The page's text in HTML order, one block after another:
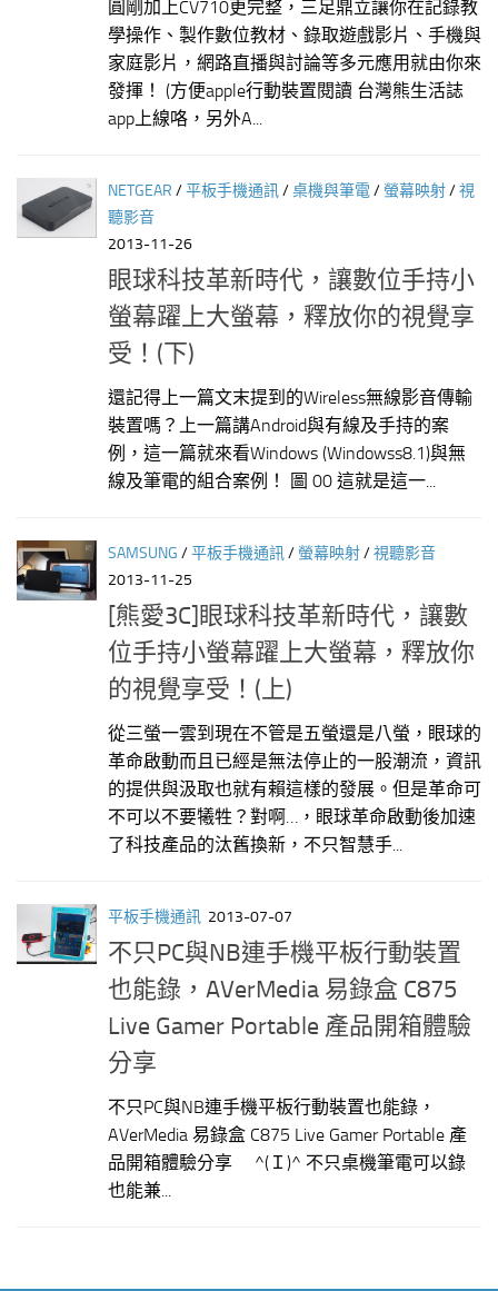
圓剛加上CV710更完整，三足鼎立讓你在記錄教
學操作、製作數位教材、錄取遊戲影片、手機與
家庭影片，網路直播與討論等多元應用就由你來
發揮！ (方便apple行動裝置閱讀 台灣熊生活誌
app上線咯，另外A...
NETGEAR /平板手機通訊/桌機與筆電/ 螢幕映射/視
聽影音
2013-11-26
眼球科技革新時代，讓數位手持小
螢幕躍上大螢幕，釋放你的視覺享
受！(下)
還記得上一篇文末提到的Wireless無線影音傳輸
裝置嗎？上一篇講Android與有線及手持的案
例，這一篇就來看Windows (Windowss8.1)與無
線及筆電的組合案例！ 圖 00 這就是這一...
SAMSUNG /平板手機通訊/ 螢幕映射/視聽影音
2013-11-25
[熊愛3C]眼球科技革新時代，讓數
位手持小螢幕躍上大螢幕，釋放你
的視覺享受！(上)
從三螢一雲到現在不管是五螢還是八螢，眼球的
革命啟動而且已經是無法停止的一股潮流，資訊
的提供與汲取也就有賴這樣的發展。但是革命可
不可以不要犧牲？對啊…，眼球革命啟動後加速
了科技產品的汰舊換新，不只智慧手...
平板手機通訊 2013-07-07
不只PC與NB連手機平板行動裝置
也能錄，AVerMedia 易錄盒 C875
Live Gamer Portable 產品開箱體驗
分享
不只PC與NB連手機平板行動裝置也能錄，
AVerMedia 易錄盒 C875 Live Gamer Portable 產
品開箱體驗分享 ^(Ｉ)^ 不只桌機筆電可以錄
也能兼...